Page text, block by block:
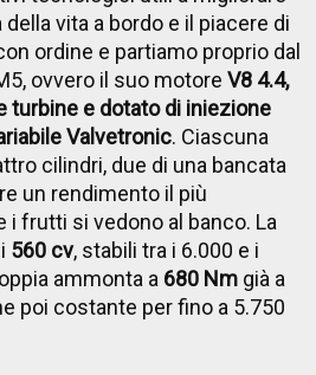
vita a bordo e il piacere di
ordine e partiamo proprio dal
ovvero il suo motoreV8 4.4,
turbine e dotato di iniezione
Valvetronic. Ciascuna
cilindri, due di una bancata
un rendimento il più
i frutti si vedono al banco. La
560 cv, stabili tra i 6.000 e i
ammonta a 680 Nm già a
poi costante per fino a 5.750